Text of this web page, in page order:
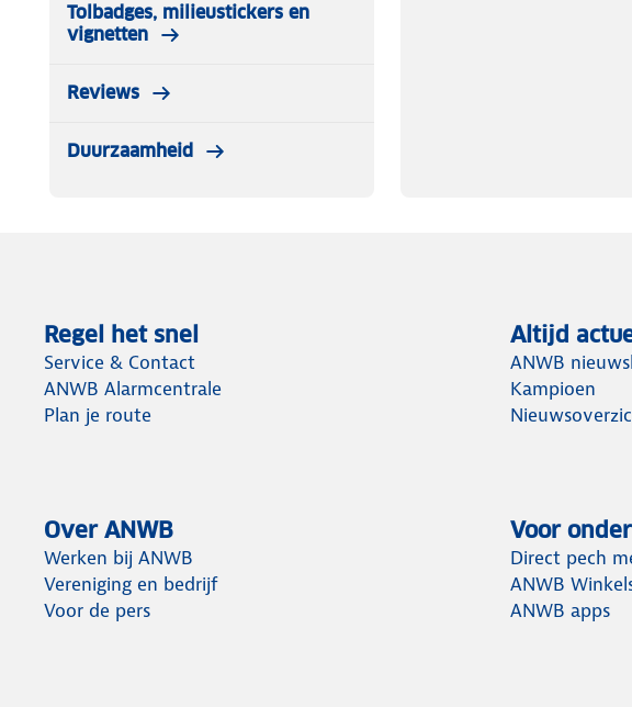
Tolbadges, milieustickers en
vignetten
Reviews
Duurzaamheid
Regel het snel
Service & Contact
ANWB Alarmcentrale
Plan je route
Altijd
ANWB
Kampioen
Over ANWB
Werken bij ANWB
Vereniging en bedrijf
Voor de pers
Voor
Direct pech
ANWB
ANWB apps